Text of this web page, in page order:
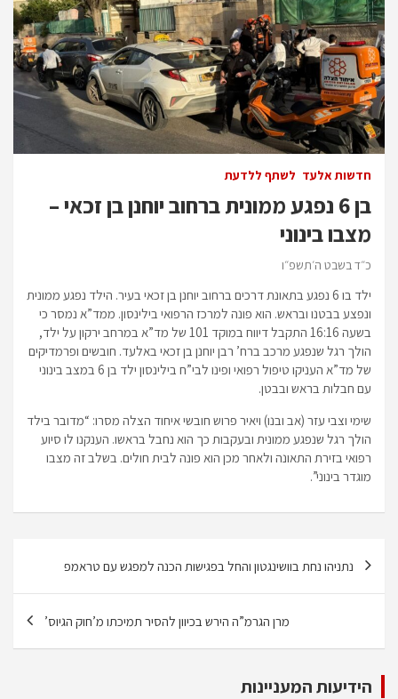
חדשות אלעד לשתף ללדעת
בן 6 נפגע ממונית ברחוב יוחנן בן זכאי –
מצבו בינוני
כ״ד בשבט ה׳תשפ״ו
ילד בו 6 נפגע בתאונת דרכים ברחוב יוחנן בן זכאי בעיר. הילד נפגע ממונית
ונפצע בבטנו ובראש. הוא פונה למרכז הרפואי בילינסון. ממד”א נמסר כי
בשעה 16:16 התקבל דיווח במוקד 101 של מד”א במרחב ירקון על ילד,
הולך רגל שנפגע מרכב ברח’ רבן יוחנן בן זכאי באלעד. חובשים ופרמדיקים
של מד”א העניקו טיפול רפואי ופינו לבי”ח בילינסון ילד בן 6 במצב בינוני
עם חבלות בראש ובבטן.
שימי וצבי עזר (אב ובנו) ויאיר פרוש חובשי איחוד הצלה מסרו: “מדובר בילד
הולך רגל שנפגע ממונית ובעקבות כך הוא נחבל בראשו. הענקנו לו סיוע
רפואי בזירת התאונה ולאחר מכן הוא פונה לבית חולים. בשלב זה מצבו
מוגדר בינוני”.
נתניהו נחת בוושינגטון והחל בפגישות הכנה למפגש עם טראמפ
מרן הגרמ”ה הירש בכיוון להסיר תמיכתו מ’חוק הגיוס’
הידיעות המעניינות